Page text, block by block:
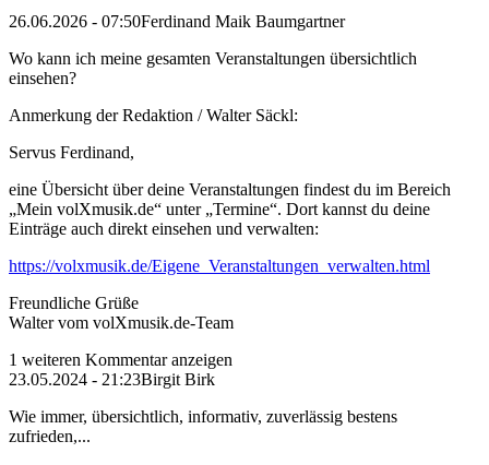
26.06.2026 - 07:50Ferdinand Maik Baumgartner
Wo kann ich meine gesamten Veranstaltungen übersichtlich
einsehen?
Anmerkung der Redaktion /Walter Säckl:
Servus Ferdinand,
eine Übersicht über deine Veranstaltungen findest du im Bereich
„Mein volXmusik.de“ unter „Termine“. Dort kannst du deine
Einträge auch direkt einsehen und verwalten:
https://volxmusik.de/Eigene_Veranstaltungen_verwalten.html
Freundliche Grüße
Walter vom volXmusik.de-Team
1 weiteren Kommentar anzeigen
23.05.2024 - 21:23Birgit Birk
Wie immer, übersichtlich, informativ, zuverlässig bestens
zufrieden,...